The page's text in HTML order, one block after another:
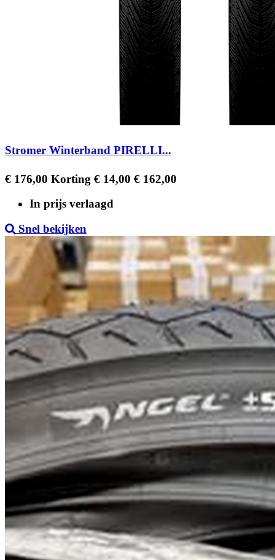
Stromer Winterband PIRELLI...
Regular
€ 176,00 Korting € 14,00 Prijs
€ 162,00
In prijs verlaagd
Snel bekijken